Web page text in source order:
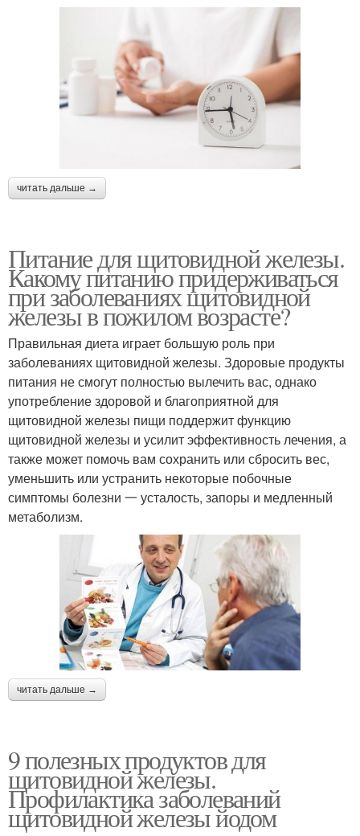
читать дальше →
Питание для щитовидной железы.
Какому питанию придерживаться
при заболеваниях щитовидной
железы в пожилом возрасте?
Правильная диета играет большую роль при
заболеваниях щитовидной железы. Здоровые продукты
питания не смогут полностью вылечить вас, однако
употребление здоровой и благоприятной для
щитовидной железы пищи поддержит функцию
щитовидной железы и усилит эффективность лечения, а
также может помочь вам сохранить или сбросить вес,
уменьшить или устранить некоторые побочные
симптомы болезни 一 усталость, запоры и медленный
метаболизм.
читать дальше →
9 полезных продуктов для
щитовидной железы.
Профилактика заболеваний
щитовидной железы йодом